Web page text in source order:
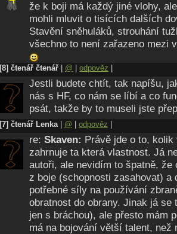
že k boji má každý jiné vlohy,
mohli mluvit o tisících dalších
Stavění sněhuláků, strouhání
všechno to není zařazeno mezi
[8] čtenář čtenář @ odpověz
Jestli budete chtít, tak napíšu,
nás s HF, co nám se líbí a co
psát, takže by to museli jste
[7] čtenář Lenka| @ odpověz
re: Skaven: Právě jde o to,
zahrnuje ta která vlastnost. Já
autoři, ale nevidím to špatně, že
z boje (schopnosti zasahovat) a
potřebné síly na používání
obratnost do obrany. Jinak já se
jen s bráchou), ale přesto mám
má na bojování větší talent, než